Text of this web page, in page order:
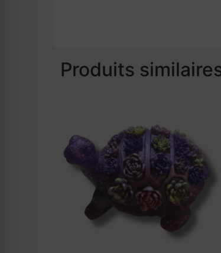
Produits